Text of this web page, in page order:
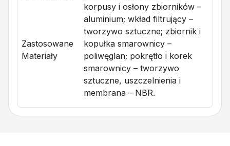
Zastosowane
Materiały
korpusy i osłony zbiorników –
aluminium; wkład filtrujący –
tworzywo sztuczne; zbiornik i
kopułka smarownicy –
poliwęglan; pokrętło i korek
smarownicy – tworzywo
sztuczne, uszczelnienia i
membrana – NBR.